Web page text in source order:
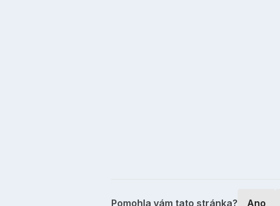
Pomohla vám tato stránka? Ano